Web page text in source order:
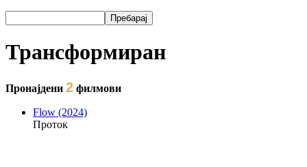
Трансформиран
Пронајдени 2 филмови
Flow (2024)
Проток